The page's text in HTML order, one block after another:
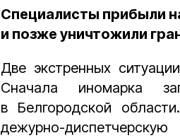
Специалисты прибыли
и позже уничтожили
Две экстренных
Сначала иномарка
в Белгородской
дежурно-